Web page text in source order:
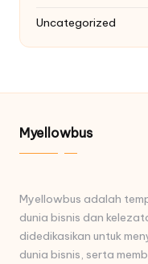
Uncategorized
Myellowbus
Myellowbus adalah
dunia bisnis dan
didedikasikan untuk
dunia bisnis, serta